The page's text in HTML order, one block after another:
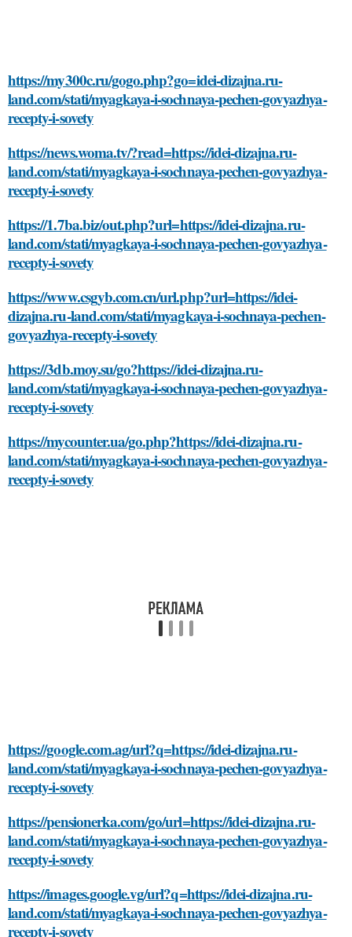
https://my300c.ru/gogo.php?go=idei-dizajna.ru-
land.com/stati/myagkaya-i-sochnaya-pechen-govyazhya-
recepty-i-sovety
https://news.woma.tv/?read=https://idei-dizajna.ru-
land.com/stati/myagkaya-i-sochnaya-pechen-govyazhya-
recepty-i-sovety
https://1.7ba.biz/out.php?url=https://idei-dizajna.ru-
land.com/stati/myagkaya-i-sochnaya-pechen-govyazhya-
recepty-i-sovety
https://www.csgyb.com.cn/url.php?url=https://idei-
dizajna.ru-land.com/stati/myagkaya-i-sochnaya-pechen-
govyazhya-recepty-i-sovety
https://3db.moy.su/go?https://idei-dizajna.ru-
land.com/stati/myagkaya-i-sochnaya-pechen-govyazhya-
recepty-i-sovety
https://mycounter.ua/go.php?https://idei-dizajna.ru-
land.com/stati/myagkaya-i-sochnaya-pechen-govyazhya-
recepty-i-sovety
https://google.com.ag/url?q=https://idei-dizajna.ru-
land.com/stati/myagkaya-i-sochnaya-pechen-govyazhya-
recepty-i-sovety
https://pensionerka.com/go/url=https://idei-dizajna.ru-
land.com/stati/myagkaya-i-sochnaya-pechen-govyazhya-
recepty-i-sovety
https://images.google.vg/url?q=https://idei-dizajna.ru-
land.com/stati/myagkaya-i-sochnaya-pechen-govyazhya-
recepty-i-sovety